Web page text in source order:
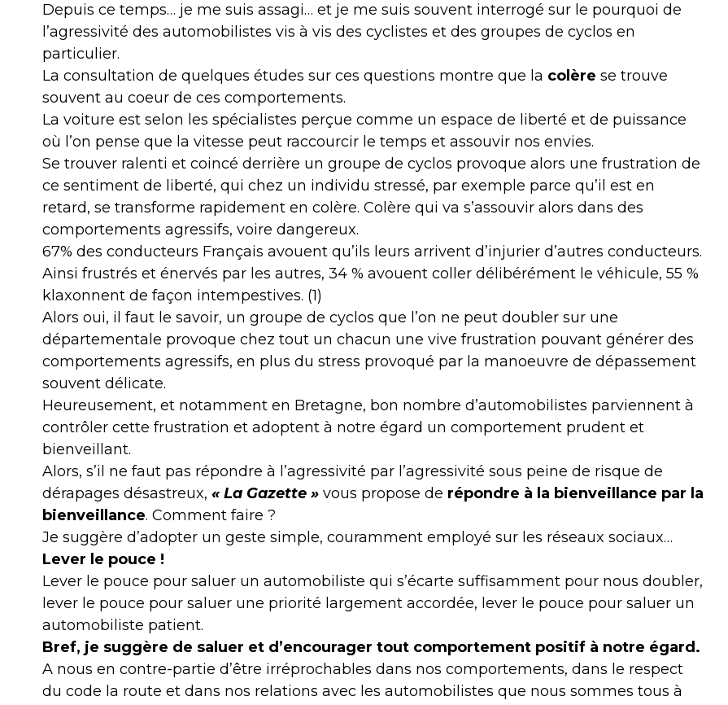
Depuis ce temps… je me suis assagi… et je me suis souvent interrogé sur le pourquoi de
l’agressivité des automobilistes vis à vis des cyclistes et des groupes de cyclos en
particulier.
La consultation de quelques études sur ces questions montre que la colère se trouve
souvent au coeur de ces comportements.
La voiture est selon les spécialistes perçue comme un espace de liberté et de puissance
où l’on pense que la vitesse peut raccourcir le temps et assouvir nos envies.
Se trouver ralenti et coincé derrière un groupe de cyclos provoque alors une frustration de
ce sentiment de liberté, qui chez un individu stressé, par exemple parce qu’il est en
retard, se transforme rapidement en colère. Colère qui va s’assouvir alors dans des
comportements agressifs, voire dangereux.
67% des conducteurs Français avouent qu’ils leurs arrivent d’injurier d’autres conducteurs.
Ainsi frustrés et énervés par les autres, 34 % avouent coller délibérément le véhicule, 55 %
klaxonnent de façon intempestives. (1)
Alors oui, il faut le savoir, un groupe de cyclos que l’on ne peut doubler sur une
départementale provoque chez tout un chacun une vive frustration pouvant générer des
comportements agressifs, en plus du stress provoqué par la manoeuvre de dépassement
souvent délicate.
Heureusement, et notamment en Bretagne, bon nombre d’automobilistes parviennent à
contrôler cette frustration et adoptent à notre égard un comportement prudent et
bienveillant.
Alors, s’il ne faut pas répondre à l’agressivité par l’agressivité sous peine de risque de
dérapages désastreux, « La Gazette » vous propose de répondre à la bienveillance par la
bienveillance. Comment faire ?
Je suggère d’adopter un geste simple, couramment employé sur les réseaux sociaux…
Lever le pouce !
Lever le pouce pour saluer un automobiliste qui s’écarte suffisamment pour nous doubler,
lever le pouce pour saluer une priorité largement accordée, lever le pouce pour saluer un
automobiliste patient.
Bref, je suggère de saluer et d’encourager tout comportement positif à notre égard.
A nous en contre-partie d’être irréprochables dans nos comportements, dans le respect
du code la route et dans nos relations avec les automobilistes que nous sommes tous à